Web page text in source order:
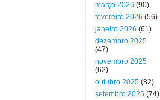
março 2026 (90)
fevereiro 2026 (56)
janeiro 2026 (61)
dezembro 2025
(47)
novembro 2025
(62)
outubro 2025 (82)
setembro 2025 (74)